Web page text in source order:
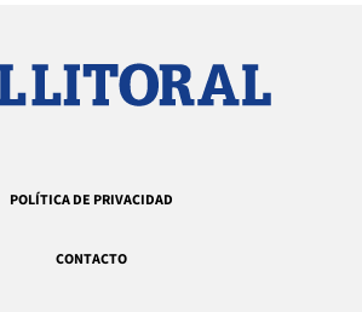
POLÍTICA DE PRIVACIDAD
CONTACTO